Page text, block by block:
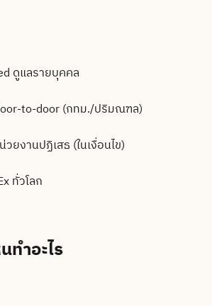
ดูแลรายบุคคล
to-door (กทม./ปริมณฑล)
ยงานปฏิเสธ (ในเงื่อนไข)
ทั่วโลก
ทำอะไร